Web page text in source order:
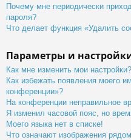
Почему мне периодически
пароля?
Что делает функция «Удалить
Параметры и
Как мне изменить мои настройки?
Как избежать появления моего
конференции»?
На конференции неправильное
Я изменил часовой пояс, но
Моего языка нет в списке!
Что означают изображения